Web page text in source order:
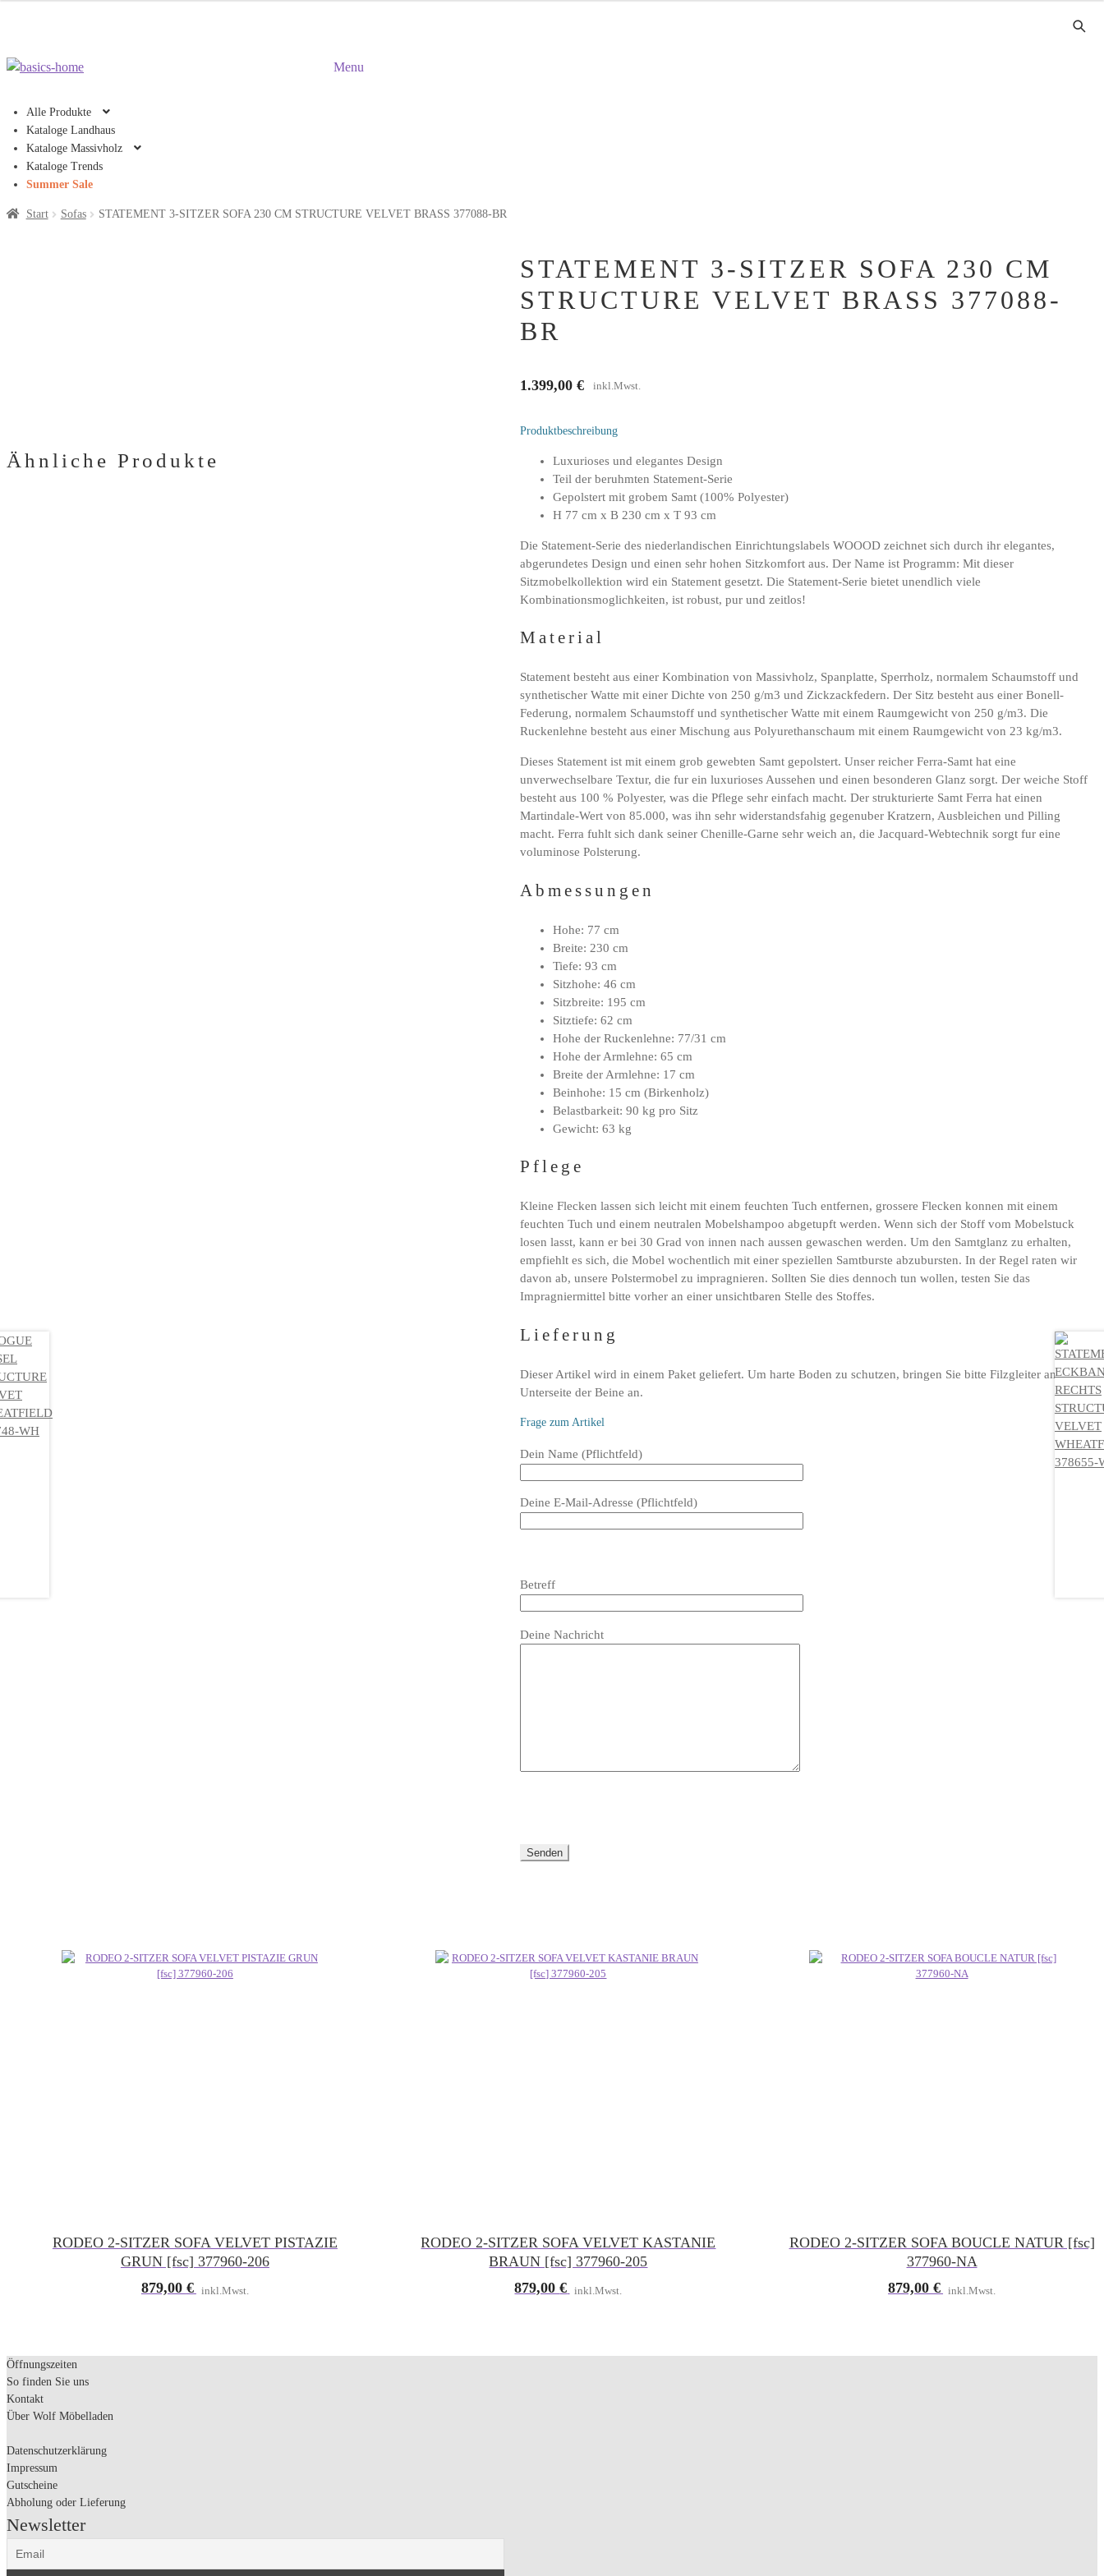
Zur
Zum
Menu
Alle Produkte
Kataloge Landhaus
Kataloge Massivholz
Kataloge Trends
Summer Sale
Start Sofas STATEMENT 3-SITZER SOFA 230 CM STRUCTURE VELVET BRASS 377088-BR
STATEMENT 3-SITZER SOFA 230 CM
STRUCTURE VELVET BRASS 377088-
BR
1.399,00 € inkl.Mwst.
Produktbeschreibung
Luxurioses und elegantes Design
Teil der beruhmten Statement-Serie
Gepolstert mit grobem Samt (100% Polyester)
H 77 cm x B 230 cm x T 93 cm
Die Statement-Serie des niederlandischen Einrichtungslabels WOOOD zeichnet sich durch ihr elegantes,
abgerundetes Design und einen sehr hohen Sitzkomfort aus. Der Name ist Programm: Mit dieser
Sitzmobelkollektion wird ein Statement gesetzt. Die Statement-Serie bietet unendlich viele
Kombinationsmoglichkeiten, ist robust, pur und zeitlos!
Material
Statement besteht aus einer Kombination von Massivholz, Spanplatte, Sperrholz, normalem Schaumstoff und
synthetischer Watte mit einer Dichte von 250 g/m3 und Zickzackfedern. Der Sitz besteht aus einer Bonell-
Federung, normalem Schaumstoff und synthetischer Watte mit einem Raumgewicht von 250 g/m3. Die
Ruckenlehne besteht aus einer Mischung aus Polyurethanschaum mit einem Raumgewicht von 23 kg/m3.
Dieses Statement ist mit einem grob gewebten Samt gepolstert. Unser reicher Ferra-Samt hat eine
unverwechselbare Textur, die fur ein luxurioses Aussehen und einen besonderen Glanz sorgt. Der weiche Stoff
besteht aus 100 % Polyester, was die Pflege sehr einfach macht. Der strukturierte Samt Ferra hat einen
Martindale-Wert von 85.000, was ihn sehr widerstandsfahig gegenuber Kratzern, Ausbleichen und Pilling
macht. Ferra fuhlt sich dank seiner Chenille-Garne sehr weich an, die Jacquard-Webtechnik sorgt fur eine
voluminose Polsterung.
Abmessungen
Hohe: 77 cm
Breite: 230 cm
Tiefe: 93 cm
Sitzhohe: 46 cm
Sitzbreite: 195 cm
Sitztiefe: 62 cm
Hohe der Ruckenlehne: 77/31 cm
Hohe der Armlehne: 65 cm
Breite der Armlehne: 17 cm
Beinhohe: 15 cm (Birkenholz)
Belastbarkeit: 90 kg pro Sitz
Gewicht: 63 kg
Pflege
Kleine Flecken lassen sich leicht mit einem feuchten Tuch entfernen, grossere Flecken konnen mit einem
feuchten Tuch und einem neutralen Mobelshampoo abgetupft werden. Wenn sich der Stoff vom Mobelstuck
losen lasst, kann er bei 30 Grad von innen nach aussen gewaschen werden. Um den Samtglanz zu erhalten,
empfiehlt es sich, die Mobel wochentlich mit einer speziellen Samtburste abzubursten. In der Regel raten wir
davon ab, unsere Polstermobel zu impragnieren. Sollten Sie dies dennoch tun wollen, testen Sie das
Impragniermittel bitte vorher an einer unsichtbaren Stelle des Stoffes.
Lieferung
Dieser Artikel wird in einem Paket geliefert. Um harte Boden zu schutzen, bringen Sie bitte Filzgleiter an der
Unterseite der Beine an.
Frage zum Artikel
Bitte
Feld
Dein Name (Pflichtfeld)
Deine E-Mail-Adresse (Pflichtfeld)
dieses
lasse
leer.
Betreff
lasse
Deine Nachricht
Ähnliche Produkte
RODEO 2-SITZER SOFA VELVET PISTAZIE
GRUN [fsc] 377960-206
879,00 € inkl.Mwst.
RODEO 2-SITZER SOFA VELVET KASTANIE
BRAUN [fsc] 377960-205
879,00€ inkl.Mwst.
RODEO 2-SITZER SOFA BOUCLE NATUR [fsc]
377960-NA
879,00€ inkl.Mwst.
Öffnungszeiten
So finden Sie uns
Kontakt
Über Wolf Möbelladen
Datenschutzerklärung
Impressum
Gutscheine
Abholung oder Lieferung
Newsletter